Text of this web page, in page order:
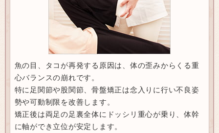
魚の目、タコが再発する原因は、体の歪みからくる重
心バランスの崩れです。
特に足関節や股関節、骨盤矯正は念入りに行い不良姿
勢や可動制限を改善します。
矯正後は両足の足裏全体にドッシリ重心が乗り、体幹
に軸ができ立位が安定します。